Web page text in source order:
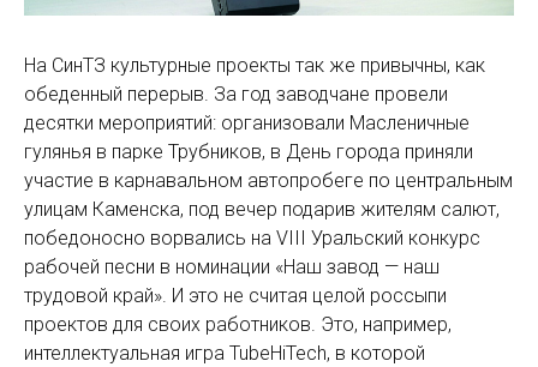
На СинТЗ культурные проекты так же привычны, как
обеденный перерыв. За год заводчане провели
десятки мероприятий: организовали Масленичные
гулянья в парке Трубников, в День города приняли
участие в карнавальном автопробеге по центральным
улицам Каменска, под вечер подарив жителям салют,
победоносно ворвались на VIII Уральский конкурс
рабочей песни в номинации «Наш завод — наш
трудовой край». И это не считая целой россыпи
проектов для своих работников. Это, например,
интеллектуальная игра TubeHiTech, в которой